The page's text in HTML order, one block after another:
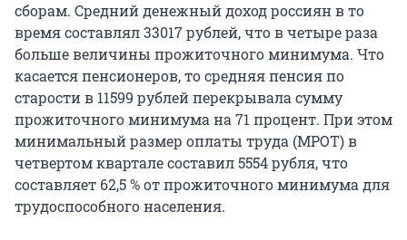
сборам. Средний денежный доход россиян в то
время составлял 33017 рублей, что в четыре раза
больше величины прожиточного минимума. Что
касается пенсионеров, то средняя пенсия по
старости в 11599 рублей перекрывала сумму
прожиточного минимума на 71 процент. При этом
минимальный размер оплаты труда (МРОТ) в
четвертом квартале составил 5554 рубля, что
составляет 62,5 % от прожиточного минимума для
трудоспособного населения.